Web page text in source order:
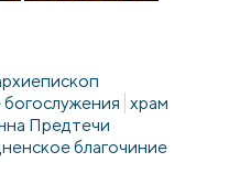
храм
Предтечи
благочиние